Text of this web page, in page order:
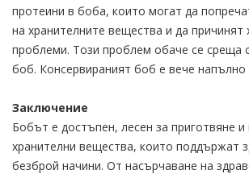
протеини в боба, които могат да
на хранителните вещества и да причинят
проблеми. Този проблем обаче се среща
боб. Консервираният боб е вече напълно
Заключение
Бобът е достъпен, лесен за приготвяне и
хранителни вещества, които поддържат
безброй начини. От насърчаване на